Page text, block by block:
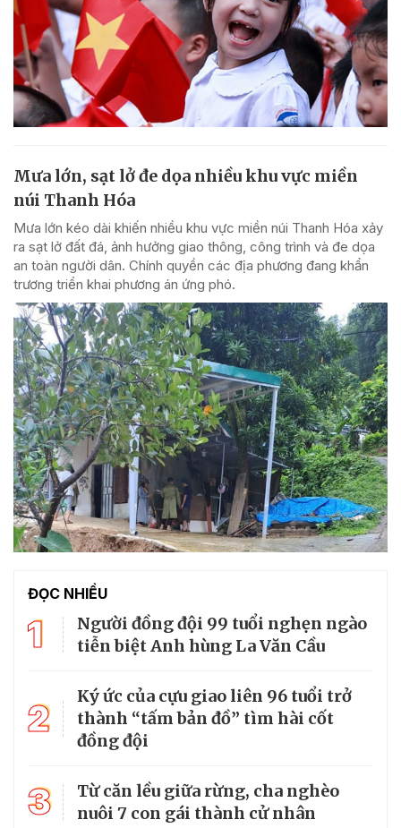
Mưa lớn, sạt lở đe dọa nhiều khu vực miền
núi Thanh Hóa
Mưa lớn kéo dài khiến nhiều khu vực miền núi Thanh Hóa xảy
ra sạt lở đất đá, ảnh hưởng giao thông, công trình và đe dọa
an toàn người dân. Chính quyền các địa phương đang khẩn
trương triển khai phương án ứng phó.
ĐỌC NHIỀU
1
Người đồng đội 99 tuổi nghẹn ngào
tiễn biệt Anh hùng La Văn Cầu
2
Ký ức của cựu giao liên 96 tuổi trở
thành “tấm bản đồ” tìm hài cốt
đồng đội
3
Từ căn lều giữa rừng, cha nghèo
nuôi 7 con gái thành cử nhân